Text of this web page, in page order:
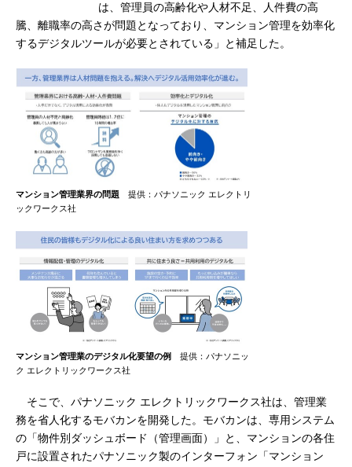
は、管理員の高齢化や人材不足、人件費の高
騰、離職率の高さが問題となっており、マンション管理を効率化
するデジタルツールが必要とされている」と補足した。
マンション管理業界の問題 提供：パナソニック エレクトリ
ックワークス社
マンション管理業のデジタル化要望の例
提供：パナソニッ
ク エレクトリックワークス社
そこで、パナソニック エレクトリックワークス社は、管理業
務を省人化するモバカンを開発した。モバカンは、専用システム
の「物件別ダッシュボード（管理画面）」と、マンションの各住
戸に設置されたパナソニック製のインターフォン「マンション